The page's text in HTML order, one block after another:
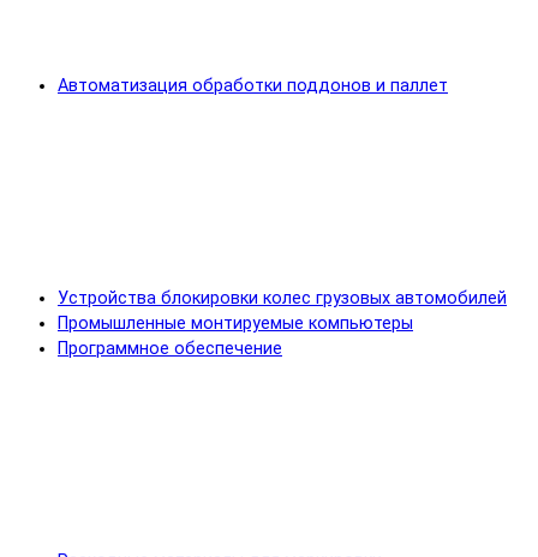
Автоматизация обработки поддонов и паллет
Устройства блокировки колес грузовых автомобилей
Промышленные монтируемые компьютеры
Программное обеспечение